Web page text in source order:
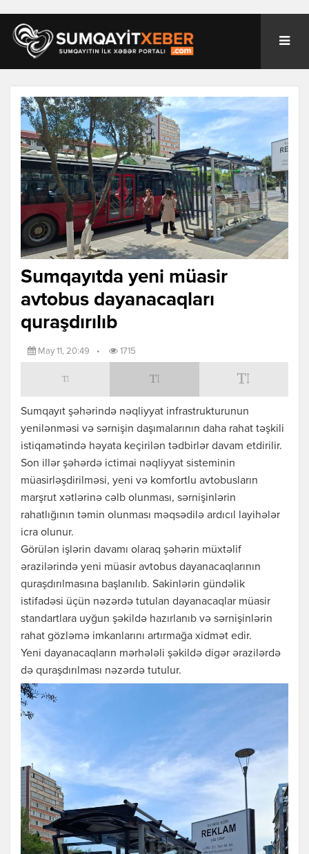
Sumqayıtda yeni müasir
avtobus dayanacaqları
quraşdırılıb
May 11, 20:49 • 1715
Sumqayıt şəhərində nəqliyyat infrastrukturunun
yenilənməsi və sərnişin daşımalarının daha rahat təşkili
istiqamətində həyata keçirilən tədbirlər davam etdirilir.
Son illər şəhərdə ictimai nəqliyyat sisteminin
müasirləşdirilməsi, yeni və komfortlu avtobusların
marşrut xətlərinə cəlb olunması, sərnişinlərin
rahatlığının təmin olunması məqsədilə ardıcıl layihələr
icra olunur.
Görülən işlərin davamı olaraq şəhərin müxtəlif
ərazilərində yeni müasir avtobus dayanacaqlarının
quraşdırılmasına başlanılıb. Sakinlərin gündəlik
istifadəsi üçün nəzərdə tutulan dayanacaqlar müasir
standartlara uyğun şəkildə hazırlanıb və sərnişinlərin
rahat gözləmə imkanlarını artırmağa xidmət edir.
Yeni dayanacaqların mərhələli şəkildə digər ərazilərdə
də quraşdırılması nəzərdə tutulur.